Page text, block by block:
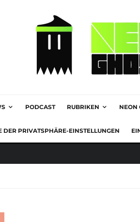
PODCAST RUBRIKEN NEON
DER PRIVATSPHÄRE-EINSTELLUNGEN